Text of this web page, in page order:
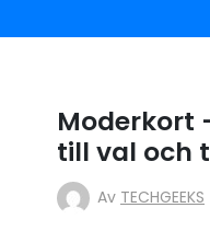
Moderkort
till val och
Av TECHGEEKS